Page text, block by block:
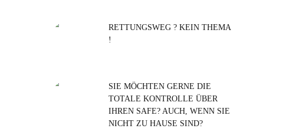
RETTUNGSWEG ? KEIN THEMA
!
SIE MÖCHTEN GERNE DIE
TOTALE KONTROLLE ÜBER
IHREN SAFE? AUCH, WENN SIE
NICHT ZU HAUSE SIND?